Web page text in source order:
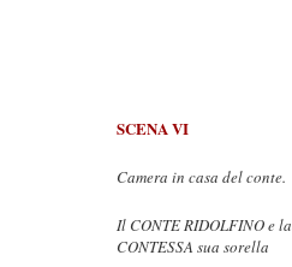
SCENA VI
Camera in casa del conte.
Il CONTE RIDOLFINO e la
CONTESSA sua sorella